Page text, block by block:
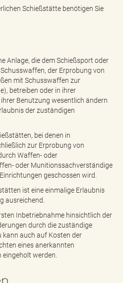
e
Schießstätte benötigen Sie
Anlage, die dem Schießsport oder
der Erprobung von
mit Schusswaffen zur
betreiben oder in ihrer
Benutzung wesentlich ändern
der zuständigen
bei denen in
zur Erprobung von
Waffen- oder
oder Munitionssachverständige
geschossen wird.
ist eine einmalige Erlaubnis
ausreichend.
Inbetriebnahme hinsichtlich der
durch die zuständige
kann auch auf Kosten der
eines anerkannten
werden.